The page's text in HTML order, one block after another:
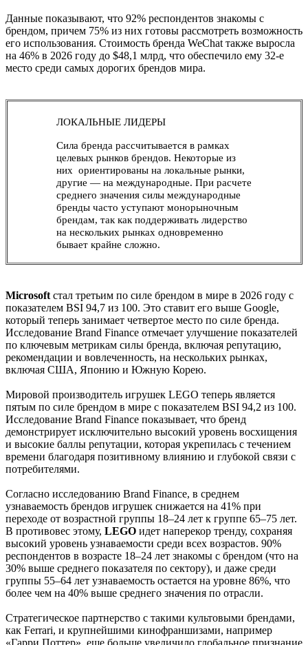
Данные показывают, что 92% респондентов знакомы с
брендом, причем 75% из них готовы рассмотреть возможность
его использования. Стоимость бренда WeChat также выросла
на 46% в 2026 году до $48,1 млрд, что обеспечило ему 32-е
место среди самых дорогих брендов мира.
ЛОКАЛЬНЫЕ ЛИДЕРЫ
Сила бренда рассчитывается в рамках
целевых рынков брендов. Некоторые из
них ориентированы на локальные рынки,
другие — на международные. При расчете
среднего значения силы международные
бренды часто уступают монорыночным
брендам, так как поддерживать лидерство
на нескольких рынках одновременно
бывает крайне сложно.
Microsoft стал третьим по силе брендом в мире в 2026 году с
показателем BSI 94,7 из 100. Это ставит его выше Google,
который теперь занимает четвертое место по силе бренда.
Исследование Brand Finance отмечает улучшение показателей
по ключевым метрикам силы бренда, включая репутацию,
рекомендации и вовлеченность, на нескольких рынках,
включая США, Японию и Южную Корею.
Мировой производитель игрушек LEGO теперь является
пятым по силе брендом в мире с показателем BSI 94,2 из 100.
Исследование Brand Finance показывает, что бренд
демонстрирует исключительно высокий уровень восхищения
и высокие баллы репутации, которая укрепилась с течением
времени благодаря позитивному влиянию и глубокой связи с
потребителями.
Согласно исследованию Brand Finance, в среднем
узнаваемость брендов игрушек снижается на 41% при
переходе от возрастной группы 18–24 лет к группе 65–75 лет.
В противовес этому, LEGO идет наперекор тренду, сохраняя
высокий уровень узнаваемости среди всех возрастов. 90%
респондентов в возрасте 18–24 лет знакомы с брендом (что на
30% выше среднего показателя по сектору), и даже среди
группы 55–64 лет узнаваемость остается на уровне 86%, что
более чем на 40% выше среднего значения по отрасли.
Стратегическое партнерство с такими культовыми брендами,
как Ferrari, и крупнейшими кинофраншизами, например
«Гарри Поттер», еще больше увеличило глобальное признание